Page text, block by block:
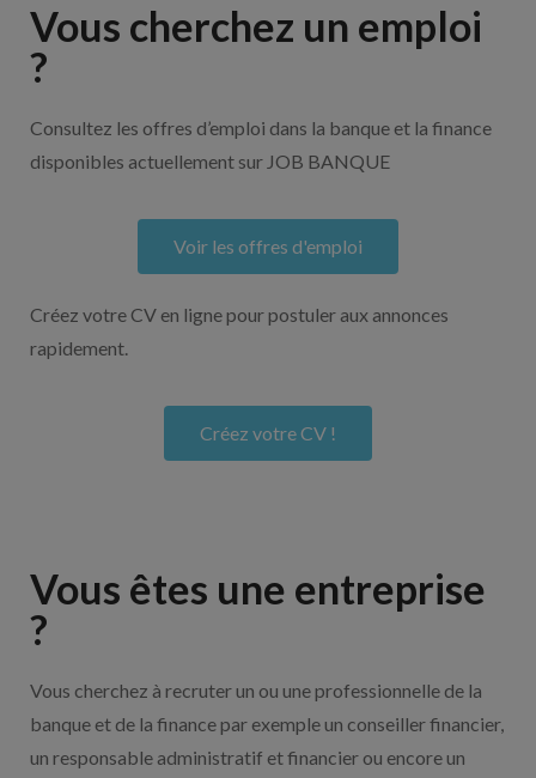
Vous cherchez un emploi
?
Consultez les offres d’emploi dans la banque et la finance
disponibles actuellement sur JOB BANQUE
Voir les offres d'emploi
Créez votre CV en ligne pour postuler aux annonces
rapidement.
Créez votre CV !
Vous êtes une entreprise
?
Vous cherchez à recruter un ou une professionnelle de la
banque et de la finance par exemple un conseiller financier,
un responsable administratif et financier ou encore un